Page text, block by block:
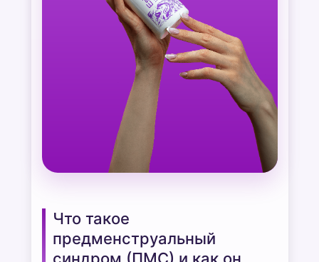
Что такое
предменструальный